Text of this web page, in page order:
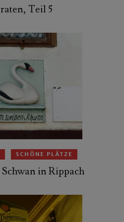
Teil 5
SCHÖNE PLÄTZE
in Rippach